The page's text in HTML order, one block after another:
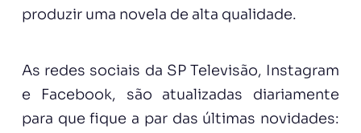
produzir uma novela de alta qualidade.
As redes sociais da SP Televisão, Instagram
e
Facebook, são atualizadas diariamente
para que fique a par das últimas novidades: